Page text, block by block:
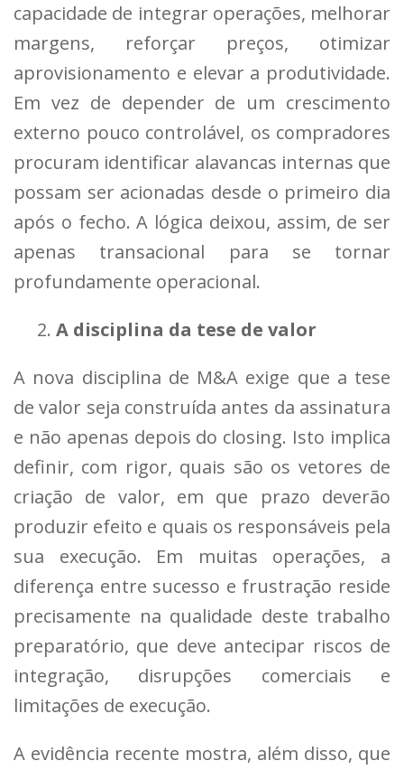
capacidade de integrar operações, melhorar
margens, reforçar preços, otimizar
aprovisionamento e elevar a produtividade.
Em vez de depender de um crescimento
externo pouco controlável, os compradores
procuram identificar alavancas internas que
possam ser acionadas desde o primeiro dia
após o fecho. A lógica deixou, assim, de ser
apenas transacional para se tornar
profundamente operacional.
A disciplina da tese de valor
A nova disciplina de M&A exige que a tese
de valor seja construída antes da assinatura
e não apenas depois do closing. Isto implica
definir, com rigor, quais são os vetores de
criação de valor, em que prazo deverão
produzir efeito e quais os responsáveis pela
sua execução. Em muitas operações, a
diferença entre sucesso e frustração reside
precisamente na qualidade deste trabalho
preparatório, que deve antecipar riscos de
integração, disrupções comerciais e
limitações de execução.
A evidência recente mostra, além disso, que